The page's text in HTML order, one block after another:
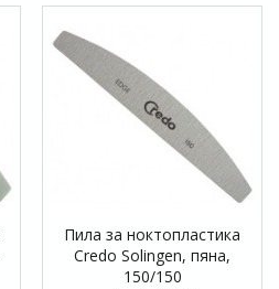
Пила за ноктопластика
Credo Solingen, пяна,
150/150